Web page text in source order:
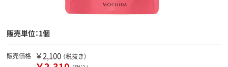
販売単位：1個
販売価格 ￥2,100 （税抜き）